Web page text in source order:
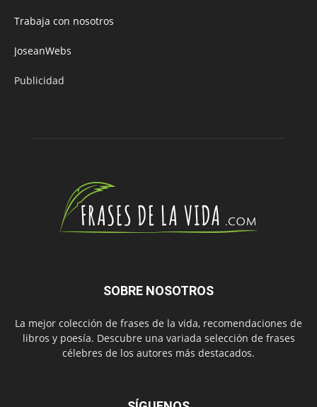
Trabaja con nosotros
JoseanWebs
Publicidad
SOBRE NOSOTROS
La mejor colección de frases de la vida, recomendaciones de
libros y poesía. Descubre una variada selección de frases
célebres de los autores más destacados.